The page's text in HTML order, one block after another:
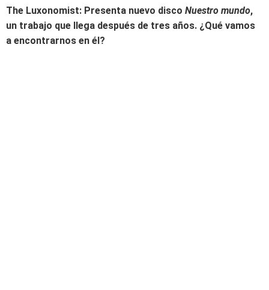
The Luxonomist: Presenta nuevo disco Nuestro mundo,
un trabajo que llega después de tres años. ¿Qué vamos
a encontrarnos en él?